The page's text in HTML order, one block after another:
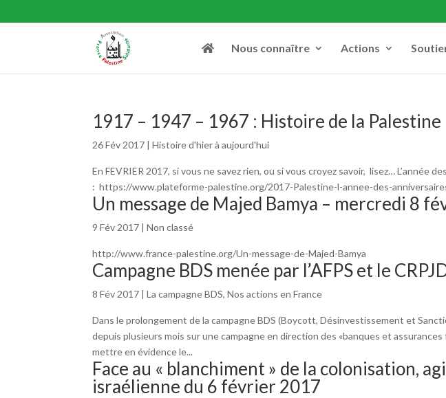
Nous connaître Actions
1917 – 1947 – 1967 : Histoire de la Palestine
26 Fév 2017 |Histoire d'hier à aujourd'hui
En FEVRIER 2017, si vous ne savez rien, ou si vous croyez savoir, lisez… L’année
: https://www.plateforme-palestine.org/2017-Palestine-l-annee-des-
Un message de Majed Bamya – mercredi 8
9 Fév 2017 |Non classé
http://www.france-palestine.org/Un-message-de-Majed-Bamya
Campagne BDS menée par l’AFPS et le
8 Fév 2017 |La campagne BDS,Nos actions en France
Dans le prolongement de la campagne BDS (Boycott, Désinvestissement et
depuis plusieurs mois sur une campagne en direction des «banques et assurances
mettre en évidence le...
Face au « blanchiment » de la colonisation,
israélienne du 6 février 2017